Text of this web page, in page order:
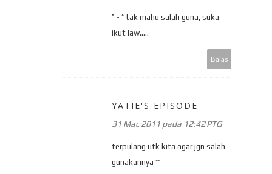
^ - ^ tak mahu salah guna, suka
ikut law.....
Balas
YATIE'S EPISODE
31 Mac 2011 pada 12:42 PTG
terpulang utk kita agar jgn salah
gunakannya ^^